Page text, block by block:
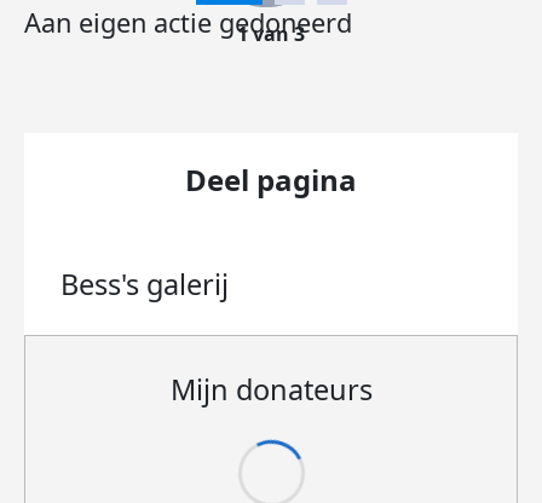
Aan eigen actie gedoneerd
1 van 3
Deel pagina
Bess's galerij
Mijn donateurs